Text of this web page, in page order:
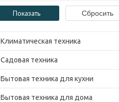
Климатическая техника
Садовая техника
Бытовая техника для кухни
Бытовая техника для дома